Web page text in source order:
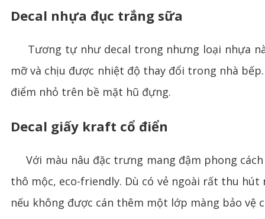
Decal nhựa đục trắng sữa
Tương tự như decal trong nhưng loại nhựa
mỡ và chịu được nhiệt độ thay đổi trong nhà
điểm nhỏ trên bề mặt hũ đựng.
Decal giấy kraft cổ điển
Với màu nâu đặc trưng mang đậm phong
thô mộc, eco-friendly. Dù có vẻ ngoài rất thu
nếu không được cán thêm một lớp màng bảo vệ